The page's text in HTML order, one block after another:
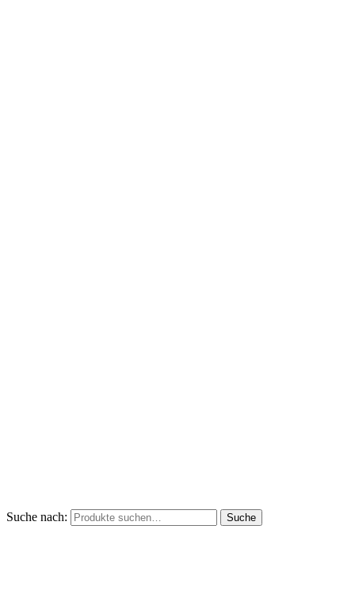
Suche nach: Suche